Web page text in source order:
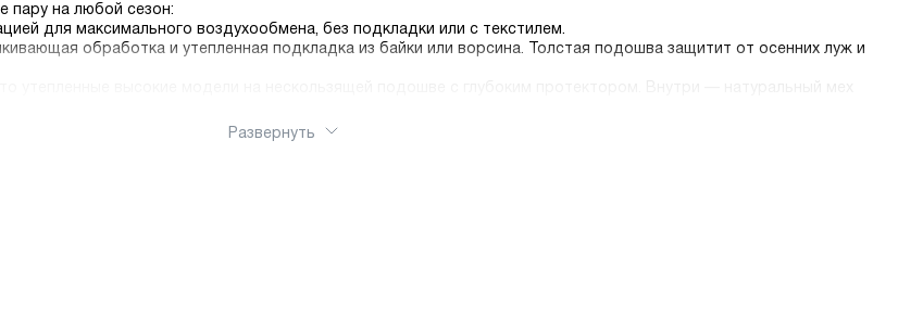
пару на любой сезон:
для максимального воздухообмена, без подкладки или с текстилем.
обработка и утепленная подкладка из байки или ворсина. Толстая подошва защитит от осенних луж и
Подробные фильтры каталога помогут выбрать цвет, размер, сезон и материал. Оформите заказ
Развернуть